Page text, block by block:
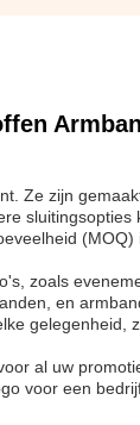
Ze zijn
zoals
en
gelegenheid,
al uw
voor een